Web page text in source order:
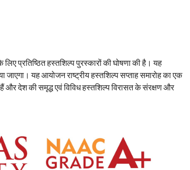
प्रतिष्ठित हस्तशिल्प पुरस्कारों की घोषणा की है। यह
जाएगा। यह आयोजन राष्ट्रीय हस्तशिल्प सप्ताह समारोह का एक
हैं और देश की समृद्ध एवं विविध हस्तशिल्प विरासत के संरक्षण और